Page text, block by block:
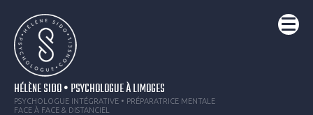
HÉLÈNE SIDO • PSYCHOLOGUE À LIMOGES
PSYCHOLOGUE INTÉGRATIVE • PRÉPARATRICE MENTALE
FACE À FACE & DISTANCIEL